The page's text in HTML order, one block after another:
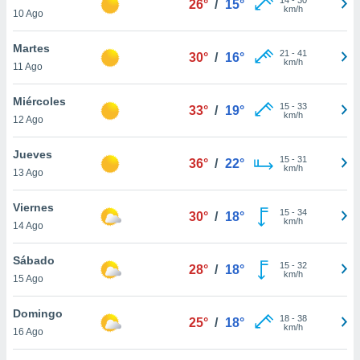
más
nuestra
y
de
disponible
cookies
aceptar
10 Ago
26° / 15°
km/h
Martes
11 Ago
30° / 16° 21 - 41
km/h
Miércoles
12 Ago
33° / 19° 15- 33
km/h
Jueves
13 Ago
36° / 22° 15- 31
km/h
Viernes
14 Ago
30° / 18° 15- 34
km/h
Sábado
15 Ago
28° / 18° 15- 32
km/h
Domingo
16 Ago
25° / 18° 18- 38
km/h